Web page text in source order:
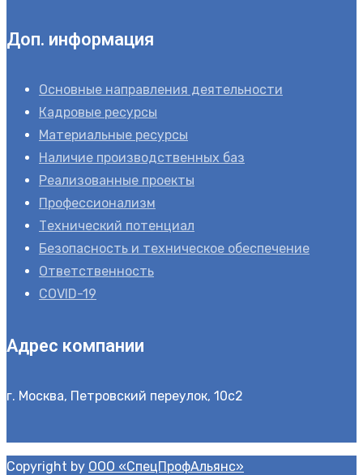
Доп. информация
Основные направления деятельности
Кадровые ресурсы
Материальные ресурсы
Наличие производственных баз
Реализованные проекты
Профессионализм
Технический потенциал
Безопасность и техническое обеспечение
Ответственность
COVID-19
Адрес компании
г. Москва, Петровский переулок, 10с2
Copyright by OOO «СпецПрофАльянс»